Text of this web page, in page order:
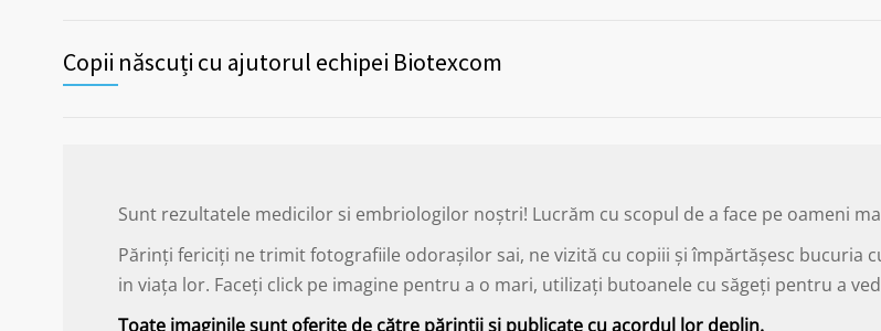
Copii născuți cu ajutorul echipei Biotexcom
Sunt rezultatele medicilor si embriologilor noștri! Lucrăm cu scopul de a face pe oameni
Părinți fericiți ne trimit fotografiile odorașilor sai, ne vizită cu copiii și împărtășesc bucuria
in viața lor. Faceți click pe imagine pentru a o mari, utilizați butoanele cu săgeți pentru a
Toate imaginile sunt oferite de către părinții și publicate cu acordul lor deplin.